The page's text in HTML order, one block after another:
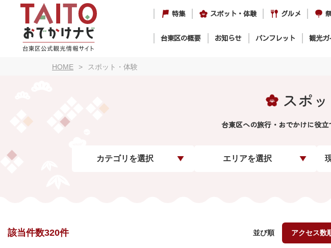
特集 スポット・体験 グルメ
台東区の概要 お知らせ パンフレット 観光ガ
HOME スポット・体験
スポ
台東区への旅行・おでかけに役立
カテゴリを選択 エリアを選択
該当件数320件 並び順 アクセス数